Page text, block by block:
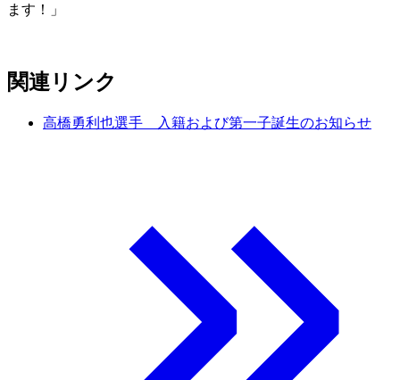
ます！」
関連リンク
高橋勇利也選手 入籍および第一子誕生のお知らせ